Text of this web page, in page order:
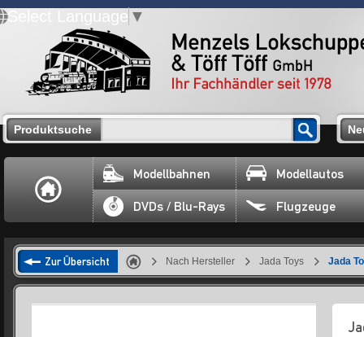
Select Language ▼
Produktsuche
Modellbahnen Modellautos
DVDs / Blu-Rays Flugzeuge
Zur Übersicht Nach Hersteller Jada Toys Jada